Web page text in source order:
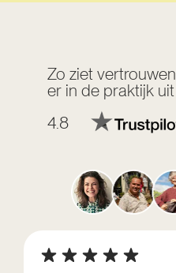
Zo ziet vertrouwen
er in de praktijk uit
4.8